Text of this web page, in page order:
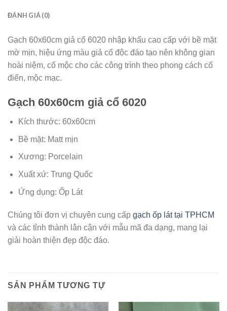
ĐÁNH GIÁ (0)
Gạch 60x60cm giả cổ 6020 nhập khẩu cao cấp với bề mặt
mờ mịn, hiệu ứng màu giả cổ độc đáo tạo nên không gian
hoài niệm, cổ mộc cho các công trình theo phong cách cổ
điển, mộc mạc.
Gạch 60x60cm giả cổ 6020
Kích thước: 60x60cm
Bề mặt: Matt mịn
Xương: Porcelain
Xuất xứ: Trung Quốc
Ứng dụng: Ốp Lát
Chúng tôi đơn vị chuyên cung cấp gạch ốp lát tại TPHCM
và các tỉnh thành lân cận với mẫu mã đa dạng, mang lại
giải hoàn thiện đẹp độc đáo.
SẢN PHẨM TƯƠNG TỰ